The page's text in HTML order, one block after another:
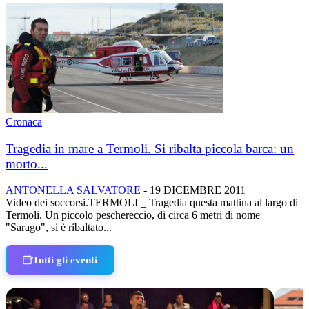
Cronaca
Tragedia in mare a Termoli. Si ribalta piccola barca: un
morto...
ANTONELLA SALVATORE - 19 DICEMBRE 2011
Video dei soccorsi.TERMOLI _ Tragedia questa mattina al largo di
Termoli. Un piccolo peschereccio, di circa 6 metri di nome
"Sarago", si è ribaltato...
Tutti gli eventi